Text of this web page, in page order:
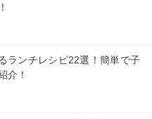
ランチレシピ22選！簡単で子
介！